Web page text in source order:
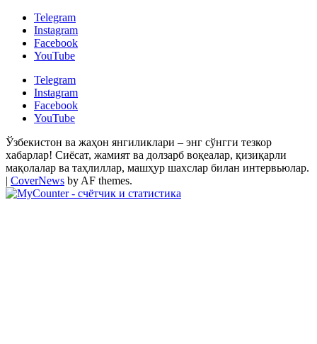
Telegram
Instagram
Facebook
YouTube
Telegram
Instagram
Facebook
YouTube
Ўзбекистон ва жаҳон янгиликлари – энг сўнгги тезкор
хабарлар! Сиёсат, жамият ва долзарб воқеалар, қизиқарли
мақолалар ва таҳлиллар, машҳур шахслар билан интервьюлар.
| CoverNews by AF themes.